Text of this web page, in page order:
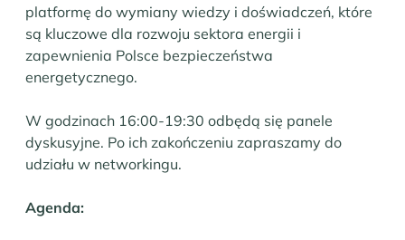
platformę do wymiany wiedzy i doświadczeń, które
są kluczowe dla rozwoju sektora energii i
zapewnienia Polsce bezpieczeństwa
energetycznego.
W godzinach 16:00-19:30 odbędą się panele
dyskusyjne. Po ich zakończeniu zapraszamy do
udziału w networkingu.
Agenda: